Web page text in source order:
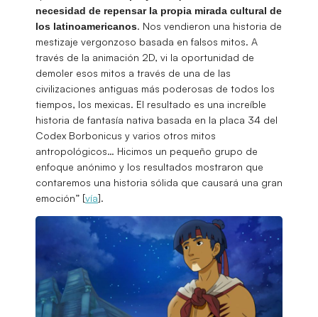
necesidad de repensar la propia mirada cultural de
los latinoamericanos. Nos vendieron una historia de
mestizaje vergonzoso basada en falsos mitos. A
través de la animación 2D, vi la oportunidad de
demoler esos mitos a través de una de las
civilizaciones antiguas más poderosas de todos los
tiempos, los mexicas. El resultado es una increíble
historia de fantasía nativa basada en la placa 34 del
Codex Borbonicus y varios otros mitos
antropológicos… Hicimos un pequeño grupo de
enfoque anónimo y los resultados mostraron que
contaremos una historia sólida que causará una gran
emoción” [vía].